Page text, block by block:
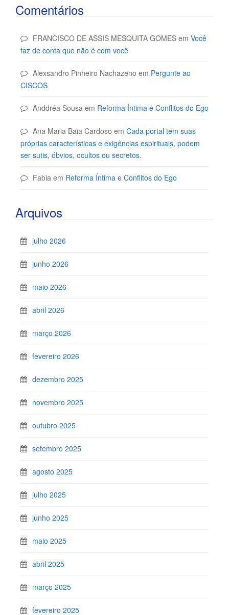
Comentários
FRANCISCO DE ASSIS MESQUITA GOMES em Você
faz de conta que não é com você
Alexsandro Pinheiro Nachazeno em Pergunte ao
CISCOS
Anddréa Sousa em Reforma Íntima e Conflitos do Ego
Ana Maria Baia Cardoso em Cada portal tem suas
próprias características e exigências espirituais, podem
ser sutis, óbvios, ocultos ou secretos.
Fabia em Reforma Íntima e Conflitos do Ego
Arquivos
julho 2026
junho 2026
maio 2026
abril 2026
março 2026
fevereiro 2026
dezembro 2025
novembro 2025
outubro 2025
setembro 2025
agosto 2025
julho 2025
junho 2025
maio 2025
abril 2025
março 2025
fevereiro 2025